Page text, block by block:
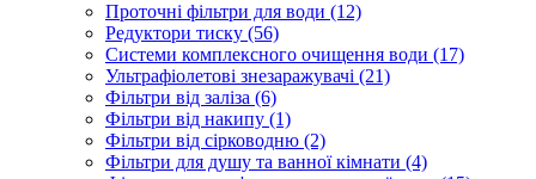
Проточні фільтри для води (12)
Редуктори тиску (56)
Системи комплексного очищення води (17)
Ультрафіолетові знезаражувачі (21)
Фільтри від заліза (6)
Фільтри від накипу (1)
Фільтри від сірководню (2)
Фільтри для душу та ванної кімнати (4)